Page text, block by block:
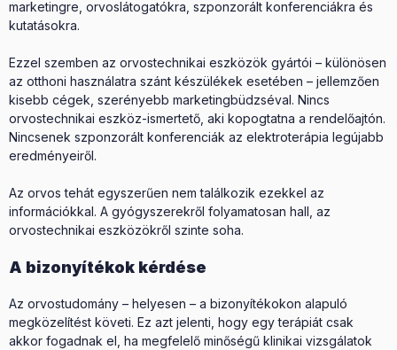
marketingre, orvoslátogatókra, szponzorált konferenciákra és
kutatásokra.
Ezzel szemben az orvostechnikai eszközök gyártói – különösen
az otthoni használatra szánt készülékek esetében – jellemzően
kisebb cégek, szerényebb marketingbüdzséval. Nincs
orvostechnikai eszköz-ismertető, aki kopogtatna a rendelőajtón.
Nincsenek szponzorált konferenciák az elektroterápia legújabb
eredményeiről.
Az orvos tehát egyszerűen nem találkozik ezekkel az
információkkal. A gyógyszerekről folyamatosan hall, az
orvostechnikai eszközökről szinte soha.
A bizonyítékok kérdése
Az orvostudomány – helyesen – a bizonyítékokon alapuló
megközelítést követi. Ez azt jelenti, hogy egy terápiát csak
akkor fogadnak el, ha megfelelő minőségű klinikai vizsgálatok